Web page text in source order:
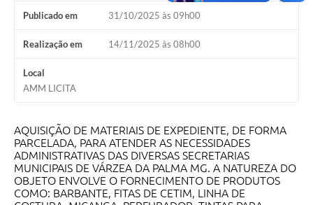
Obras
Secretarias
Projetos
Contas Públicas
Publicado em 31/10/2025 às 09h00
Realização em 14/11/2025 às 08h00
Local
AMM LICITA
AQUISIÇÃO DE MATERIAIS DE EXPEDIENTE, DE FORMA
PARCELADA, PARA ATENDER AS NECESSIDADES
ADMINISTRATIVAS DAS DIVERSAS SECRETARIAS
MUNICIPAIS DE VÁRZEA DA PALMA MG. A NATUREZA DO
OBJETO ENVOLVE O FORNECIMENTO DE PRODUTOS
COMO: BARBANTE, FITAS DE CETIM, LINHA DE